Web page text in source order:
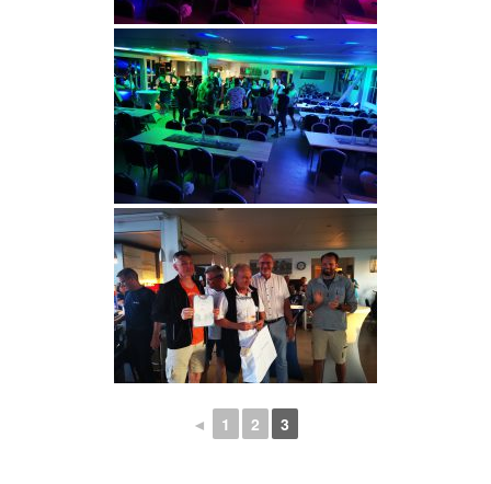
◄ 1 2 3